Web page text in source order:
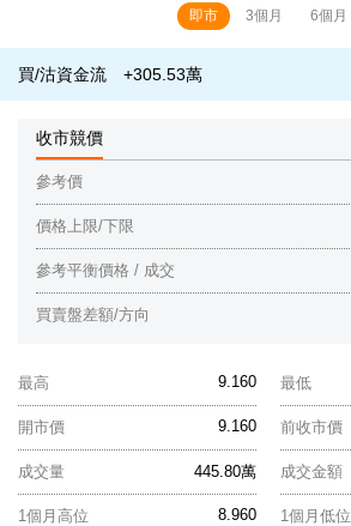
即市 3個月 6個月
買/沽資金流 +305.53萬
收市競價
參考價
價格上限/下限
參考平衡價格 / 成交
買賣盤差額/方向
9.160
最高 最低
9.160
開市價 前收市價
445.80萬
成交量 成交金額
8.960
1個月高位 1個月低位